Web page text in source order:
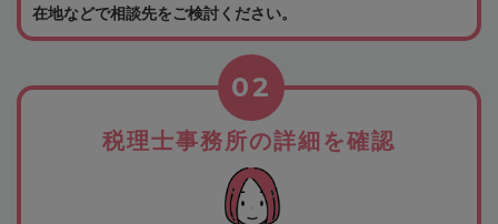
在地などで相談先をご検討ください。
税理士事務所の詳細を確認
02